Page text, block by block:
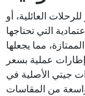
العائلية، أو
التي تحتاجها
مما يجعلها
عملية بسعر
جيتي الأصلية في
من المقاسات